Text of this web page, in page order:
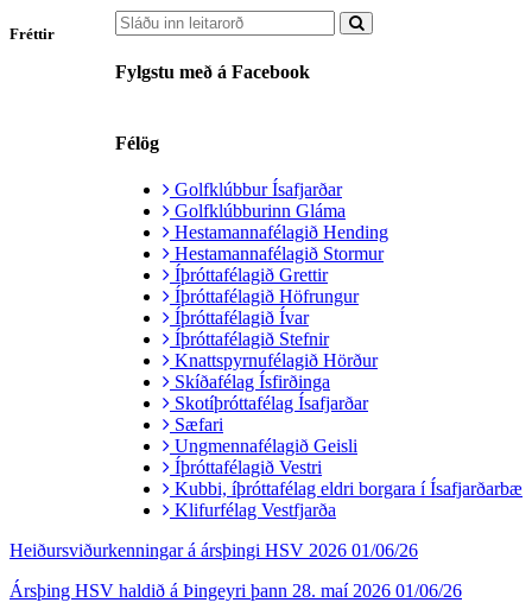
Fylgstu með á Facebook
Félög
Golfklúbbur Ísafjarðar
Golfklúbburinn Gláma
Hestamannafélagið Hending
Hestamannafélagið Stormur
Íþróttafélagið Grettir
Íþróttafélagið Höfrungur
Íþróttafélagið Ívar
Íþróttafélagið Stefnir
Knattspyrnufélagið Hörður
Skíðafélag Ísfirðinga
Skotíþróttafélag Ísafjarðar
Sæfari
Ungmennafélagið Geisli
Íþróttafélagið Vestri
Kubbi, íþróttafélag eldri borgara í Ísafjarðarbæ
Klifurfélag Vestfjarða
Fréttir
Heiðursviðurkenningar á ársþingi HSV 2026 01/06/26
Ársþing HSV haldið á Þingeyri þann 28. maí 2026 01/06/26